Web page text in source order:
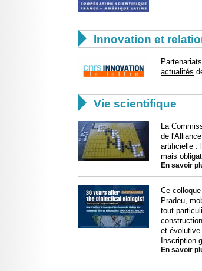
 Innovation et
actualités
 Vie scientifique
La
de
artificielle :
mais
En savoir
Ce
Pradeu,
tout
et évolutive
Inscription
En savoir